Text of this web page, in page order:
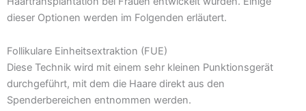
dieser Optionen werden im Folgenden erläutert.
Follikulare Einheitsextraktion (FUE)
Diese Technik wird mit einem sehr kleinen Punktionsgerät
durchgeführt, mit dem die Haare direkt aus den
Spenderbereichen entnommen werden.